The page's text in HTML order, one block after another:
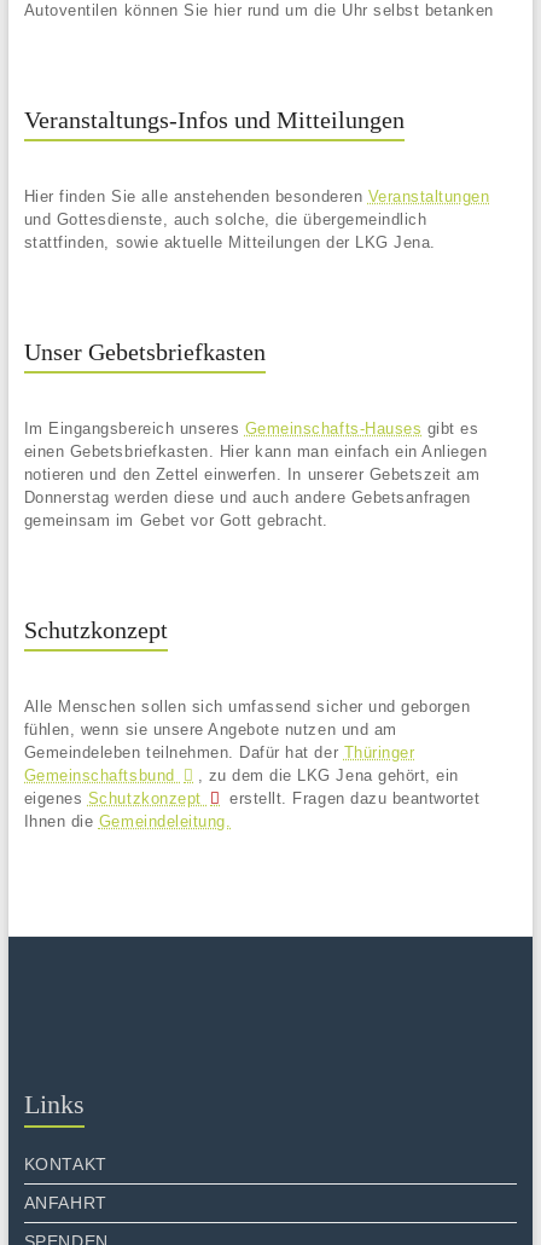
Autoventilen können Sie hier rund um die Uhr selbst betanken
Veranstaltungs-Infos und Mitteilungen
Hier finden Sie alle anstehenden besonderen Veranstaltungen
und Gottesdienste, auch solche, die übergemeindlich
stattfinden, sowie aktuelle Mitteilungen der LKG Jena.
Unser Gebetsbriefkasten
Im Eingangsbereich unseres Gemeinschafts-Hauses gibt es
einen Gebetsbriefkasten. Hier kann man einfach ein Anliegen
notieren und den Zettel einwerfen. In unserer Gebetszeit am
Donnerstag werden diese und auch andere Gebetsanfragen
gemeinsam im Gebet vor Gott gebracht.
Schutzkonzept
Alle Menschen sollen sich umfassend sicher und geborgen
fühlen, wenn sie unsere Angebote nutzen und am
Gemeindeleben teilnehmen. Dafür hat der Thüringer
Gemeinschaftsbund
, zu dem die LKG Jena gehört, ein
eigenes Schutzkonzept
erstellt. Fragen dazu beantwortet
Ihnen die Gemeindeleitung.
Links
KONTAKT
ANFAHRT